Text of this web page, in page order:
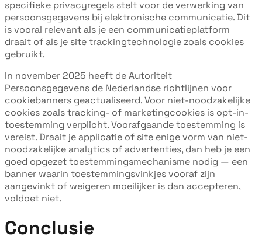
specifieke privacyregels stelt voor de verwerking van
persoonsgegevens bij elektronische communicatie. Dit
is vooral relevant als je een communicatieplatform
draait of als je site trackingtechnologie zoals cookies
gebruikt.
In november 2025 heeft de Autoriteit
Persoonsgegevens de Nederlandse richtlijnen voor
cookiebanners geactualiseerd. Voor niet-noodzakelijke
cookies zoals tracking- of marketingcookies is opt-in-
toestemming verplicht. Voorafgaande toestemming is
vereist. Draait je applicatie of site enige vorm van niet-
noodzakelijke analytics of advertenties, dan heb je een
goed opgezet toestemmingsmechanisme nodig — een
banner waarin toestemmingsvinkjes vooraf zijn
aangevinkt of weigeren moeilijker is dan accepteren,
voldoet niet.
Conclusie